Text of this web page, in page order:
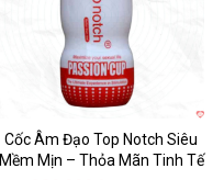
Cốc Âm Đạo Top Notch Siêu
Mềm Mịn – Thỏa Mãn Tinh Tế